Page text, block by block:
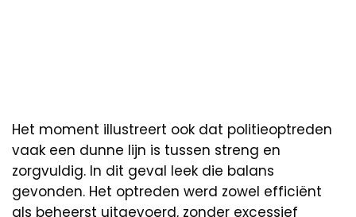
Het moment illustreert ook dat politieoptreden
vaak een dunne lijn is tussen streng en
zorgvuldig. In dit geval leek die balans
gevonden. Het optreden werd zowel efficiënt
als beheerst uitgevoerd, zonder excessief